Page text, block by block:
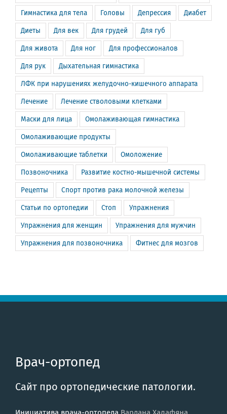
Гимнастика для тела Головы Депрессия Диабет
Диеты Для век Для грудей Для губ
Для живота Для ног Для профессионалов
Для рук Дыхательная гимнастика
ЛФК при нарушениях желудочно-кишечного аппарата
Лечение Лечение стволовыми клетками
Маски для лица Омолаживающая гимнастика
Омолаживающие продукты
Омолаживающие таблетки Омоложение
Позвоночника Развитие костно-мышечной системы
Рецепты Спорт против рака молочной железы
Статьи по ортопедии Стоп Упражнения
Упражнения для женщин Упражнения для мужчин
Упражнения для позвоночника Фитнес для мозгов
Врач-ортопед
Сайт про ортопедические патологии.